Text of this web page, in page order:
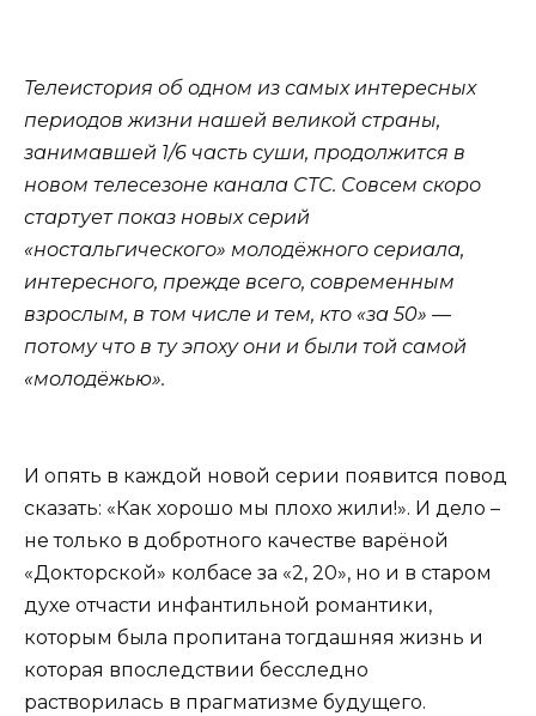
Телеистория об одном из самых интересных
периодов жизни нашей великой страны,
занимавшей 1/6 часть суши, продолжится в
новом телесезоне канала СТС. Совсем скоро
стартует показ новых серий
«ностальгического» молодёжного сериала,
интересного, прежде всего, современным
взрослым, в том числе и тем, кто «за 50» —
потому что в ту эпоху они и были той самой
«молодёжью».
И опять в каждой новой серии появится повод
сказать: «Как хорошо мы плохо жили!». И дело –
не только в добротного качестве варёной
«Докторской» колбасе за «2, 20», но и в старом
духе отчасти инфантильной романтики,
которым была пропитана тогдашняя жизнь и
которая впоследствии бесследно
растворилась в прагматизме будущего.